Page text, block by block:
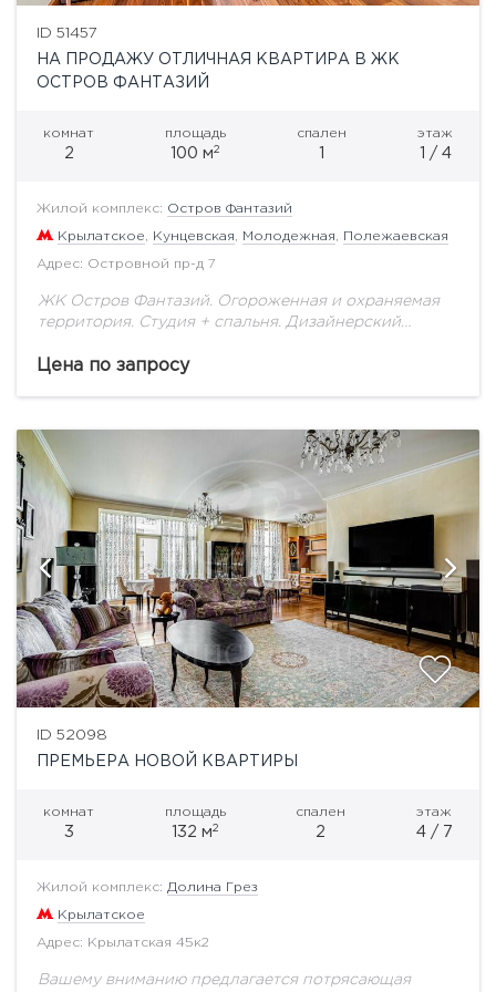
ID 51457
НА ПРОДАЖУ ОТЛИЧНАЯ КВАРТИРА В ЖК
ОСТРОВ ФАНТАЗИЙ
комнат
2
площадь
100 м2
спален
1
этаж
1 / 4
Жилой комплекс: Остров Фантазий
Крылатское Кунцевская Молодежная Полежаевская
Адрес: Островной пр-д 7
ЖК Остров Фантазий. Огороженная и охраняемая
территория. Студия + спальня. Дизайнерский
производителей.
Цена по запросу
ID 52098
ПРЕМЬЕРА НОВОЙ КВАРТИРЫ
комнат
3
площадь
132 м2
спален
2
этаж
4 / 7
Жилой комплекс: Долина Грез
Крылатское
Адрес: Крылатская 45к2
Вашему вниманию предлагается потрясающая